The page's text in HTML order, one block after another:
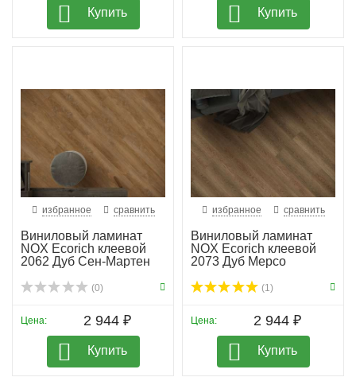
Купить Купить
избранное сравнить
Виниловый ламинат
NOX Ecorich клеевой
2062 Дуб Сен-Мартен
(0)
Цена: 2 944 ₽
Купить
избранное сравнить
Виниловый ламинат
NOX Ecorich клеевой
2073 Дуб Мерсо
(1)
Цена: 2 944 ₽
Купить